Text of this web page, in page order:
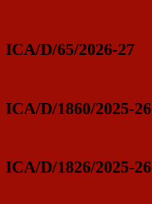
ICA/D/65/2026-27
ICA/D/1860/2025-26
ICA/D/1826/2025-26